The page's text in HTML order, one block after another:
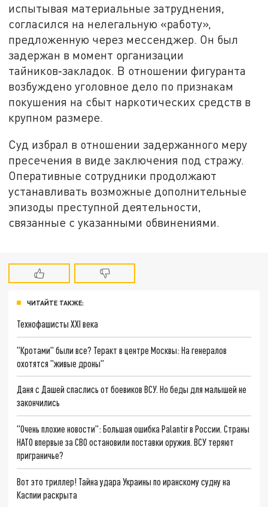
испытывая материальные затруднения,
согласился на нелегальную «работу»,
предложенную через мессенджер. Он был
задержан в момент организации
тайников‑закладок. В отношении фигуранта
возбуждено уголовное дело по признакам
покушения на сбыт наркотических средств в
крупном размере.
Суд избрал в отношении задержанного меру
пресечения в виде заключения под стражу.
Оперативные сотрудники продолжают
устанавливать возможные дополнительные
эпизоды преступной деятельности,
связанные с указанными обвинениями.
ЧИТАЙТЕ ТАКЖЕ:
Технофашисты XXI века
"Кротами" были все? Теракт в центре Москвы: На генералов
охотятся "живые дроны"
Даня с Дашей спаслись от боевиков ВСУ. Но беды для малышей не
закончились
"Очень плохие новости": Большая ошибка Palantir в России. Страны
НАТО впервые за СВО остановили поставки оружия. ВСУ теряют
приграничье?
Вот это триллер! Тайна удара Украины по иранскому судну на
Каспии раскрыта